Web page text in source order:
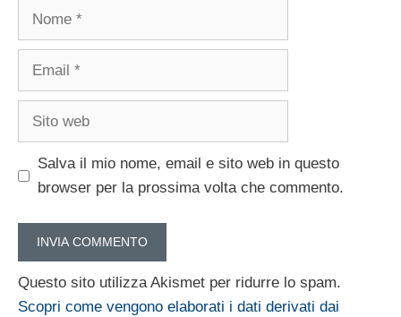
Nome
Email
Sito
Salva il mio nome, email e sito web in questo
browser per la prossima volta che commento.
Questo sito utilizza Akismet per ridurre lo spam.
Scopri come vengono elaborati i dati derivati dai